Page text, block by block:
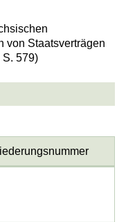
von Staatsverträgen
S. 579)